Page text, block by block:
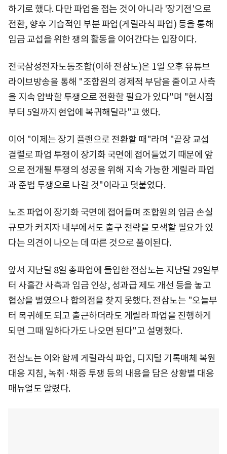
하기로 했다. 다만 파업을 접는 것이 아니라 '장기전'으로
전환, 향후 기습적인 부분 파업(게릴라식 파업) 등을 통해
임금 교섭을 위한 쟁의 활동을 이어간다는 입장이다.
전국삼성전자노동조합(이하 전삼노)은 1일 오후 유튜브
라이브방송을 통해 "조합원의 경제적 부담을 줄이고 사측
을 지속 압박할 투쟁으로 전환할 필요가 있다"며 "현시점
부터 5일까지 현업에 복귀해달라"고 했다.
이어 "이제는 장기 플랜으로 전환할 때"라며 "끝장 교섭
결렬로 파업 투쟁이 장기화 국면에 접어들었기 때문에 앞
으로 전개될 투쟁의 성공을 위해 지속 가능한 게릴라 파업
과 준법 투쟁으로 나갈 것"이라고 덧붙였다.
노조 파업이 장기화 국면에 접어들며 조합원의 임금 손실
규모가 커지자 내부에서도 출구 전략을 모색할 필요가 있
다는 의견이 나오는 데 따른 것으로 풀이된다.
앞서 지난달 8일 총파업에 돌입한 전삼노는 지난달 29일부
터 사흘간 사측과 임금 인상, 성과급 제도 개선 등을 놓고
협상을 벌였으나 합의점을 찾지 못했다. 전삼노는 "오늘부
터 복귀해도 되고 출근하더라도 게릴라 파업을 진행하게
되면 그때 일하다가도 나오면 된다"고 설명했다.
전삼노는 이와 함께 게릴라식 파업, 디지털 기록매체 복원
대응 지침, 녹취·채증 투쟁 등의 내용을 담은 상황별 대응
매뉴얼도 알렸다.